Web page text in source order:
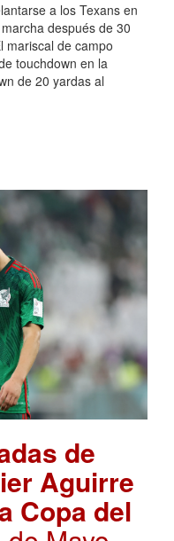
a los Texans en
después de 30
mariscal de campo
touchdown en la
de 20 yardas al
de
Aguirre
Copa del